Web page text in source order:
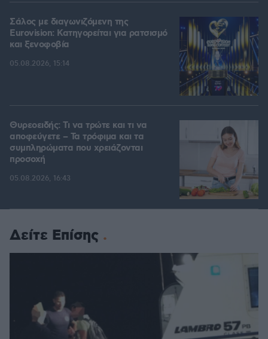
Σάλος με διαγωνιζόμενη της
Eurovision: Κατηγορείται για ρατσισμό
και ξενοφοβία
05.08.2026, 15:14
Θυρεοειδής: Τι να τρώτε και τι να
αποφεύγετε – Τα τρόφιμα και τα
συμπληρώματα που χρειάζονται
προσοχή
05.08.2026, 16:43
Δείτε Επίσης